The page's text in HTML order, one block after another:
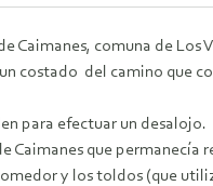
Caimanes, comuna de
costado del camino que
para efectuar un desalojo.
Caimanes que permanecía
y los toldos (que